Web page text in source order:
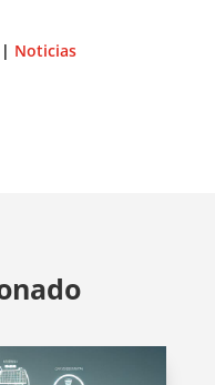
| Noticias